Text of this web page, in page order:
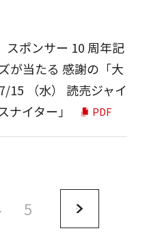
ポンサー 10 周年記
が当たる 感謝の「⼤
15 （⽔） 読売ジャイ
ナイター」
PDF
5